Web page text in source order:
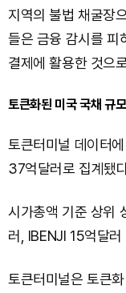
지역의 불법 채굴장
들은 금융 감시를 피
결제에 활용한 것으
토큰화된 미국 국채 규
토큰터미널 데이터
37억달러로 집계됐
시가총액 기준 상위
러, IBENJI 15억달러
토큰터미널은 토큰